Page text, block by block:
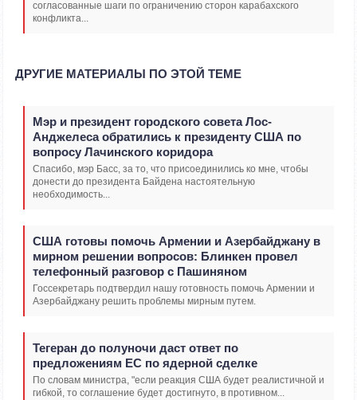
согласованные шаги по ограничению сторон карабахского
конфликта...
ДРУГИЕ МАТЕРИАЛЫ ПО ЭТОЙ ТЕМЕ
Мэр и президент городского совета Лос-
Анджелеса обратились к президенту США по
вопросу Лачинского коридора
Спасибо, мэр Басс, за то, что присоединились ко мне, чтобы
донести до президента Байдена настоятельную
необходимость...
США готовы помочь Армении и Азербайджану в
мирном решении вопросов: Блинкен провел
телефонный разговор с Пашиняном
Госсекретарь подтвердил нашу готовность помочь Армении и
Азербайджану решить проблемы мирным путем.
Тегеран до полуночи даст ответ по
предложениям ЕС по ядерной сделке
По словам министра, "если реакция США будет реалистичной и
гибкой, то соглашение будет достигнуто, в противном...